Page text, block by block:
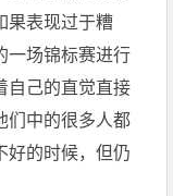
果表现过于糟
一场锦标赛进行
自己的直觉直接
们中的很多人都
好的时候，但仍